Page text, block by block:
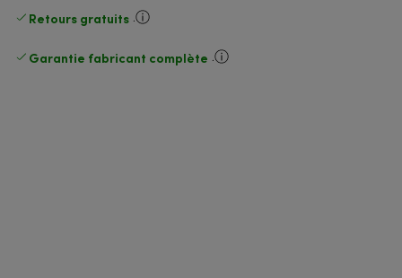
Retours gratuits .
Garantie fabricant complète .